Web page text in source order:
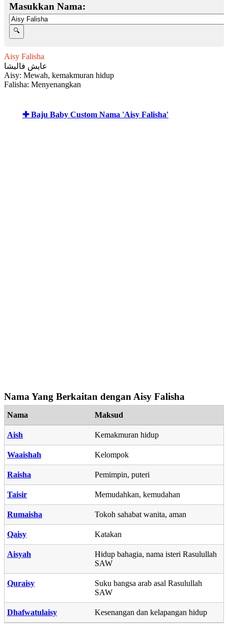
Masukkan Nama:
Aisy Falisha
عايش فاليشا
Aisy: Mewah, kemakmuran hidup
Falisha: Menyenangkan
✚ Baju Baby Custom Nama 'Aisy Falisha'
Nama Yang Berkaitan dengan Aisy Falisha
Nama Maksud
Aish Kemakmuran hidup
Waaishah Kelompok
Raisha Pemimpin, puteri
Taisir Memudahkan, kemudahan
Rumaisha Tokoh sahabat wanita, aman
Qaisy Katakan
Aisyah
Hidup bahagia, nama isteri Rasulullah
SAW
Quraisy
Suku bangsa arab asal Rasulullah
SAW
Dhafwatulaisy Kesenangan dan kelapangan hidup